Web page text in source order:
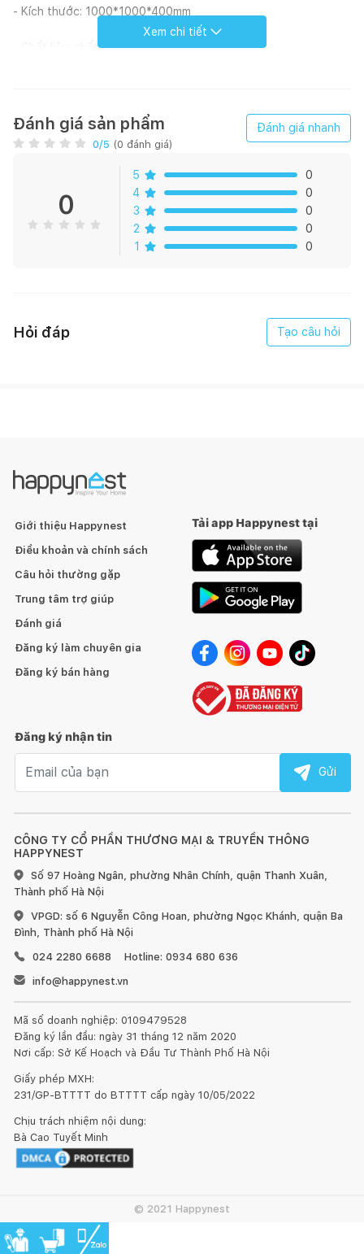
- Kích thước: 1000*1000*400mm
- Chất liệu: chất liệu Gỗ Tần Bì+PVC
- Phong cách: Hàn Quốc - Hiện đại và thanh lịch
- Xuất xứ: RUCHE Việt Nam
Thông tin chi tiết:
là một mẫu bàn trà thiết kế bằng ra rất độc đáo
Chất liệu bọc da thiết kế hình tròn khối tự nhiên dáng to dần từ
dưới lên. Bàn trà Lati có kích thước có thể thay đổi được tùy
đỡ được cả bộ bàn, cách tiếp xúc với mặt đất mà không làm
hỏng đi kiểu dáng ban đầu của bộ sofa.
Xem chi tiết
Đánh giá sản phẩm
0/5 (0 đánh giá)
Đánh giá nhanh
0
5
0
4
0
3
0
2
0
1
0
Hỏi đáp Tạo câu hỏi
CÔNG TY CỔ PHẦN THƯƠNG MẠI & TRUYỀN THÔNG
HAPPYNEST
Số 97 Hoàng Ngân, phường Nhân Chính, quận Thanh Xuân,
Thành phố Hà Nội
VPGD: số 6 Nguyễn Công Hoan, phường Ngọc Khánh, quận Ba
Đình, Thành phố Hà Nội
024 2280 6688
Hotline: 0934 680 636
info@happynest.vn
Mã số doanh nghiệp: 0109479528
Đăng ký lần đầu: ngày 31 tháng 12 năm 2020
Nơi cấp: Sở Kế Hoạch và Đầu Tư Thành Phố Hà Nội
Giấy phép MXH:
231/GP-BTTTT do BTTTT cấp ngày 10/05/2022
Chịu trách nhiệm nội dung:
Bà Cao Tuyết Minh
Giới thiệu Happynest
Điều khoản và chính sách
Câu hỏi thường gặp
Trung tâm trợ giúp
Đánh giá
Đăng ký làm chuyên gia
Đăng ký bán hàng
Tải app Happynest tại
Đăng ký nhận tin
Gửi
© 2021 Happynest